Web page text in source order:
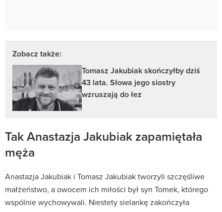
Zobacz także:
Tomasz Jakubiak skończyłby dziś
43 lata. Słowa jego siostry
wzruszają do łez
Tak Anastazja Jakubiak zapamiętała
męża
Anastazja Jakubiak i Tomasz Jakubiak tworzyli szczęśliwe
małżeństwo, a owocem ich miłości był syn Tomek, którego
wspólnie wychowywali. Niestety sielankę zakończyła